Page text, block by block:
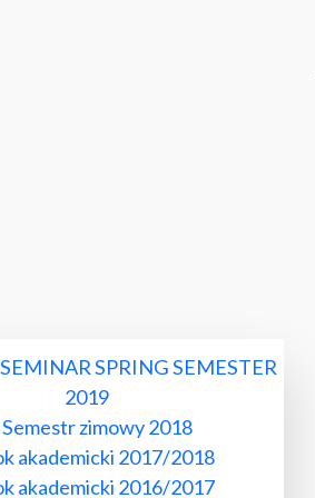
SPRING SEMESTER
2019
Semestr zimowy 2018
akademicki 2017/2018
akademicki 2016/2017